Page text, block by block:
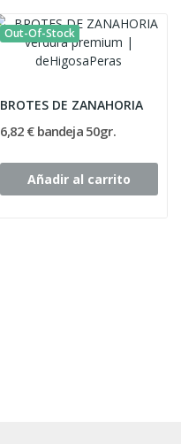
Out-Of-Stock
BROTES DE ZANAHORIA
6,82 € bandeja 50gr.
Añadir al carrito